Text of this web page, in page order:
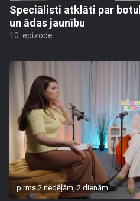
Speciālisti atklāti par
un ādas jaunību
10. epizode
pirms 2 nedēļām, 2 dienām